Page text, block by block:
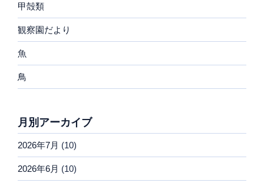
甲殻類
観察園だより
魚
鳥
月別アーカイブ
2026年7月 (10)
2026年6月 (10)